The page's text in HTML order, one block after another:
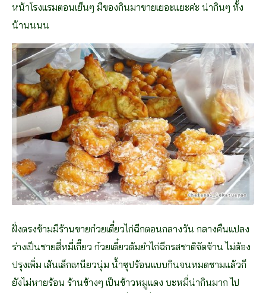
หน้าโรงแรมตอนเย็นๆ มีของกินมาขายเยอะแยะค่ะ น่ากินๆ ทั้ง
น้านนนน
ฝั่งตรงข้ามมีร้านขายก๋วยเตี๋ยวไก่ฉีกตอนกลางวัน กลางคืนแปลง
ร่างเป็นชายสี่หมี่เกี๊ยว ก๋วยเตี๋ยวต้มยำไก่ฉีกรสชาติจัดจ้าน ไม่ต้อง
ปรุงเพิ่ม เส้นเล็กเหนียวนุ่ม น้ำซุปร้อนแบบกินจนหมดชามแล้วก็
ยังไม่หายร้อน ร้านข้างๆ เป็นข้าวหมูแดง บะหมี่น่ากินมาก ไป